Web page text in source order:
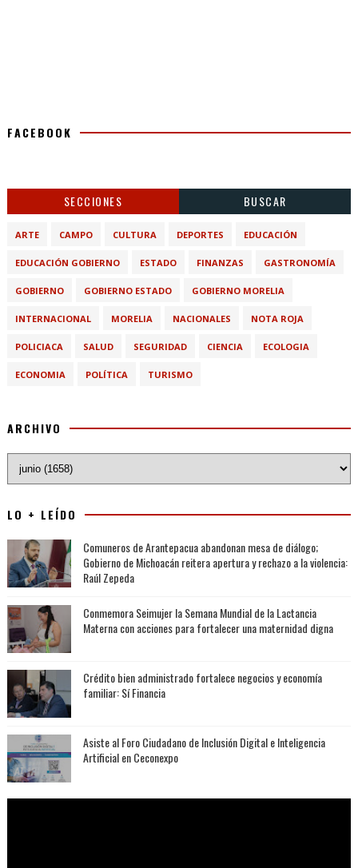
FACEBOOK
SECCIONES BUSCAR
ARTE CAMPO CULTURA DEPORTES EDUCACIÓN
EDUCACIÓN GOBIERNO ESTADO FINANZAS GASTRONOMÍA
GOBIERNO GOBIERNO ESTADO GOBIERNO MORELIA
INTERNACIONAL MORELIA NACIONALES NOTA ROJA
POLICIACA SALUD SEGURIDAD CIENCIA ECOLOGIA
ECONOMIA POLÍTICA TURISMO
ARCHIVO
LO + LEÍDO
Comuneros de Arantepacua abandonan mesa de diálogo;
Gobierno de Michoacán reitera apertura y rechazo a la violencia:
Raúl Zepeda
Conmemora Seimujer la Semana Mundial de la Lactancia
Materna con acciones para fortalecer una maternidad digna
Crédito bien administrado fortalece negocios y economía
familiar: Sí Financia
Asiste al Foro Ciudadano de Inclusión Digital e Inteligencia
Artificial en Ceconexpo